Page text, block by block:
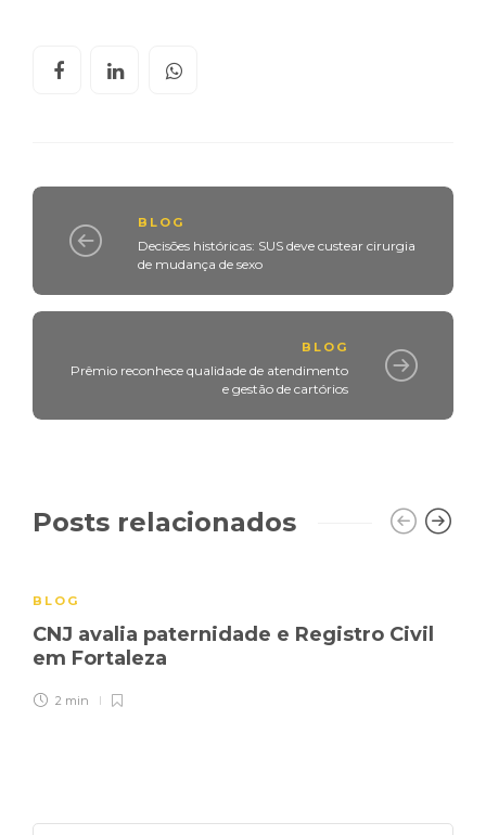
BLOG
Decisões históricas: SUS deve custear cirurgia
de mudança de sexo
BLOG
Prêmio reconhece qualidade de atendimento
e gestão de cartórios
Posts relacionados
BLOG
CNJ avalia paternidade e Registro Civil
em Fortaleza
2 min